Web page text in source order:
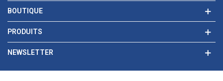
BOUTIQUE
PRODUITS
NEWSLETTER